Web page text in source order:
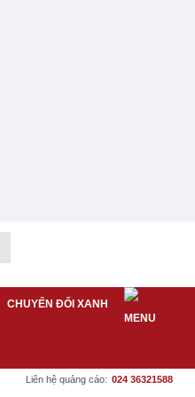
CHUYỂN ĐỔI XANH
Liên hệ quảng cáo: 024 36321588